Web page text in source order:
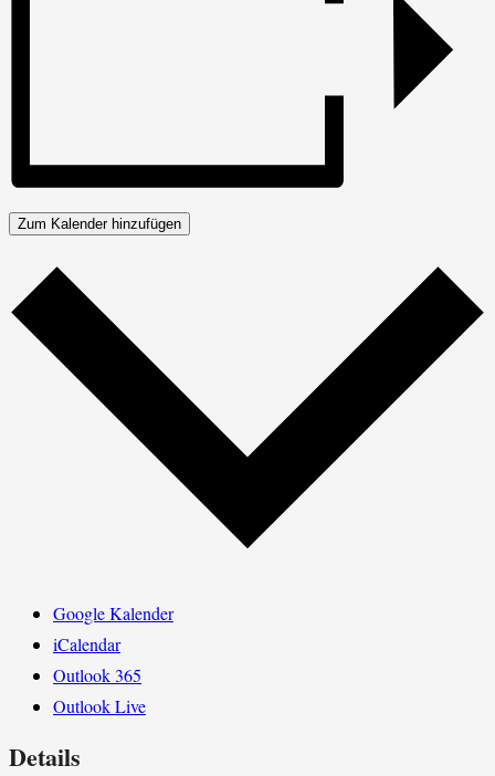
Zum Kalender hinzufügen
Google Kalender
iCalendar
Outlook 365
Outlook Live
Details